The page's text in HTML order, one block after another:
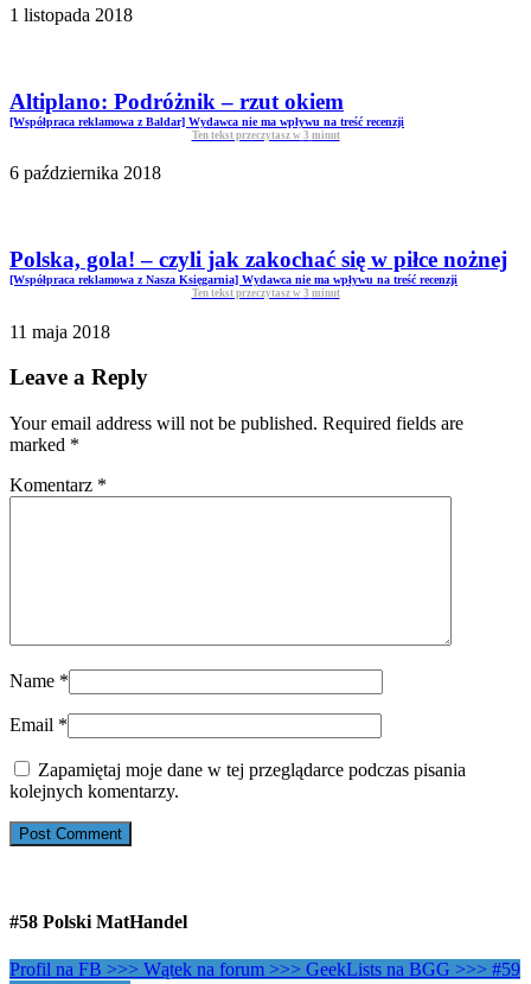
1 listopada 2018
Altiplano: Podróżnik – rzut okiem
[Współpraca reklamowa z Baldar] Wydawca nie ma wpływu na treść recenzji
Ten tekst przeczytasz w 3 minut
6 października 2018
Polska, gola! – czyli jak zakochać się w piłce nożnej
[Współpraca reklamowa z Nasza Księgarnia] Wydawca nie ma wpływu na treść recenzji
Ten tekst przeczytasz w 3 minut
11 maja 2018
Leave a Reply
Your email address will not be published. Required fields are
marked *
Komentarz *
Name *
Email *
Zapamiętaj moje dane w tej przeglądarce podczas pisania
kolejnych komentarzy.
#58 Polski MatHandel
Profil na FB >>> Wątek na forum >>> GeekLists na BGG >>> #59